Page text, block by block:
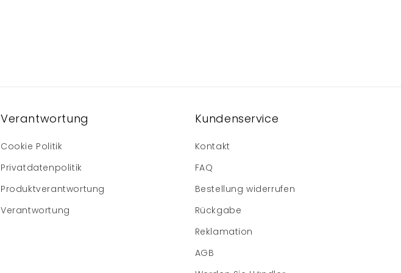
Verantwortung
Cookie Politik
Privatdatenpolitik
Produktverantwortung
Verantwortung
Kundenservice
Kontakt
FAQ
Bestellung widerrufen
Rückgabe
Reklamation
AGB